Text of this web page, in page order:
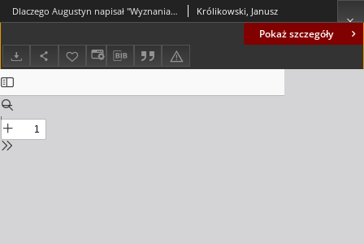
Pokaż szczegóły
Dlaczego Augustyn napisał "Wyznania"? = Why did Augustine write the "Confessions"? Królikowski, Janusz